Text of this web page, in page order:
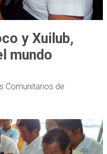
y Xuilub,
mundo
Comunitarios de